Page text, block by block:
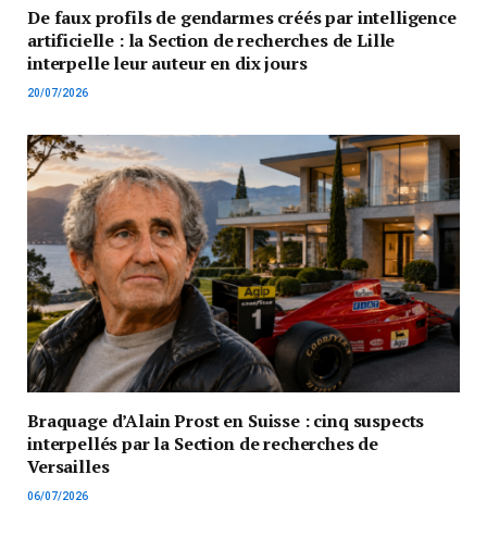
De faux profils de gendarmes créés par intelligence
artificielle : la Section de recherches de Lille
interpelle leur auteur en dix jours
20/07/2026
Braquage d’Alain Prost en Suisse : cinq suspects
interpellés par la Section de recherches de
Versailles
06/07/2026